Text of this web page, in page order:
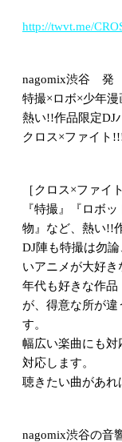
http://twvt.me/
nagomix渋谷 発
特撮×ロボ×少年
熱い!!作品限定DJ
クロス×ファイト
［クロス×ファ
『特撮』『ロボ
物』など、熱い!!
DJ陣も特撮は勿
いアニメが大好き
年代も好きな作品
が、得意な所が違
す。
幅広い楽曲にも対
対応します。
聴きたい曲があれ
nagomix渋谷の音